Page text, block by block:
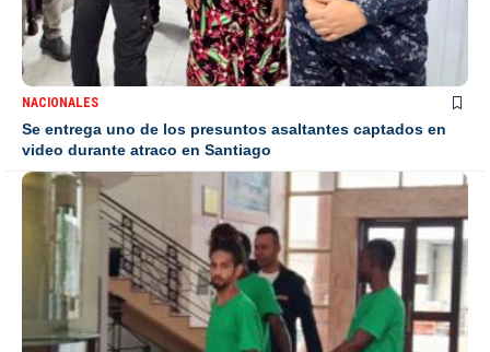
NACIONALES
Se entrega uno de los presuntos asaltantes captados en
video durante atraco en Santiago